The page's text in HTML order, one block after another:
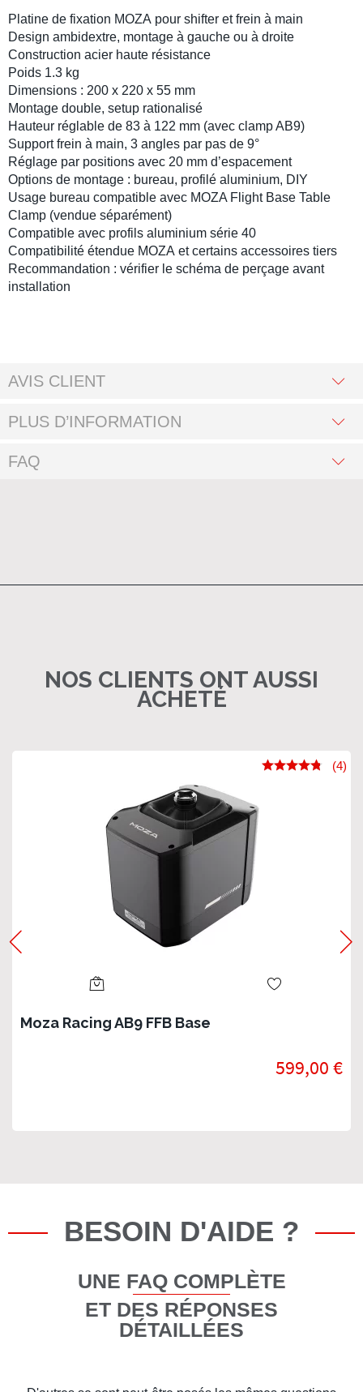
Platine de fixation MOZA pour shifter et frein à main
Design ambidextre, montage à gauche ou à droite
Construction acier haute résistance
Poids 1.3 kg
Dimensions : 200 x 220 x 55 mm
Montage double, setup rationalisé
Hauteur réglable de 83 à 122 mm (avec clamp AB9)
Support frein à main, 3 angles par pas de 9°
Réglage par positions avec 20 mm d’espacement
Options de montage : bureau, profilé aluminium, DIY
Usage bureau compatible avec MOZA Flight Base Table
Clamp (vendue séparément)
Compatible avec profils aluminium série 40
Compatibilité étendue MOZA et certains accessoires tiers
Recommandation : vérifier le schéma de perçage avant
installation
AVIS CLIENT
PLUS D’INFORMATION
FAQ
NOS CLIENTS ONT AUSSI
ACHETÉ
Moza Racing AB9 FFB Base
(4)
599,00 €
BESOIN D'AIDE ?
UNE FAQ COMPLÈTE
ET DES RÉPONSES
DÉTAILLÉES